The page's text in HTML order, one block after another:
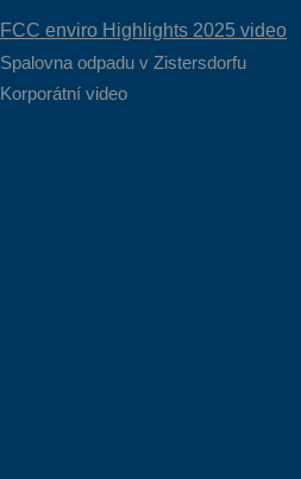
FCC enviro Highlights 2025 video
Spalovna odpadu v Zistersdorfu
Korporátní video